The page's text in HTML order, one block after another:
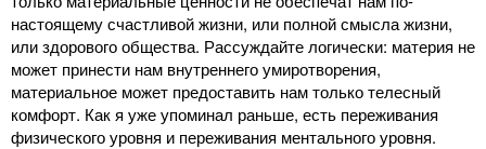
настоящему счастливой жизни, или полной смысла жизни,
или здорового общества. Рассуждайте логически: материя не
может принести нам внутреннего умиротворения,
материальное может предоставить нам только телесный
комфорт. Как я уже упоминал раньше, есть переживания
физического уровня и переживания ментального уровня.